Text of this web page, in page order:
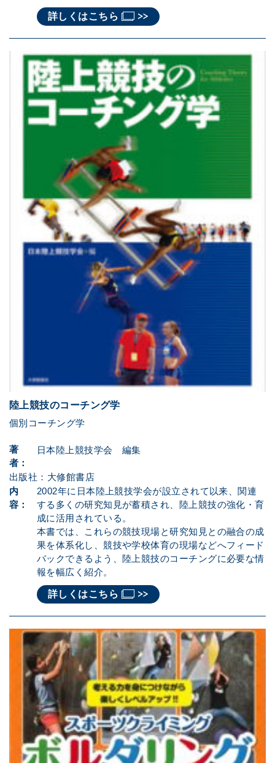
詳しくはこちら
陸上競技のコーチング学
個別コーチング学
著
者：
日本陸上競技学会 編集
出版社：大修館書店
内
容：
2002年に日本陸上競技学会が設立されて以来、関連
する多くの研究知見が蓄積され、陸上競技の強化・育
成に活用されている。
本書では、これらの競技現場と研究知見との融合の成
果を体系化し、競技や学校体育の現場などへフィード
バックできるよう、陸上競技のコーチングに必要な情
報を幅広く紹介。
詳しくはこちら